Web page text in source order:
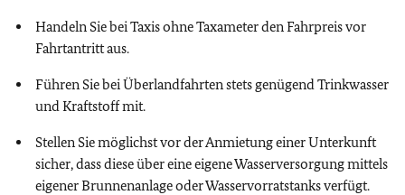
Handeln Sie bei Taxis ohne Taxameter den Fahrpreis vor
Fahrtantritt aus.
Führen Sie bei Überlandfahrten stets genügend Trinkwasser
und Kraftstoff mit.
Stellen Sie möglichst vor der Anmietung einer Unterkunft
sicher, dass diese über eine eigene Wasserversorgung mittels
eigener Brunnenanlage oder Wasservorratstanks verfügt.